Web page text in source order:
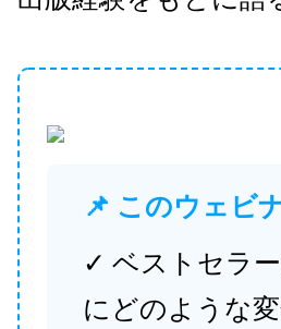
📌 このウェビ
✓ ベストセラ
にどのような